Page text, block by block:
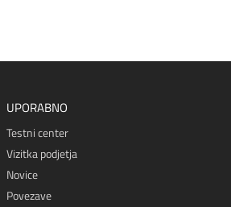
UPORABNO
Testni center
Vizitka podjetja
Novice
Povezave